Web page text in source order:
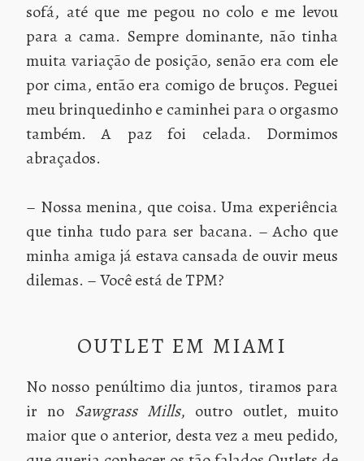
sofá, até que me pegou no colo e me levou
para a cama. Sempre dominante, não tinha
muita variação de posição, senão era com ele
por cima, então era comigo de bruços. Peguei
meu brinquedinho e caminhei para o orgasmo
também. A paz foi celada. Dormimos
abraçados.
– Nossa menina, que coisa. Uma experiência
que tinha tudo para ser bacana. – Acho que
minha amiga já estava cansada de ouvir meus
dilemas. – Você está de TPM?
OUTLET EM MIAMI
No nosso penúltimo dia juntos, tiramos para
ir no Sawgrass Mills, outro outlet, muito
maior que o anterior, desta vez a meu pedido,